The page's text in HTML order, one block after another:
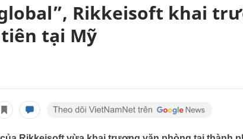
Rikkeisoft khai
tại Mỹ